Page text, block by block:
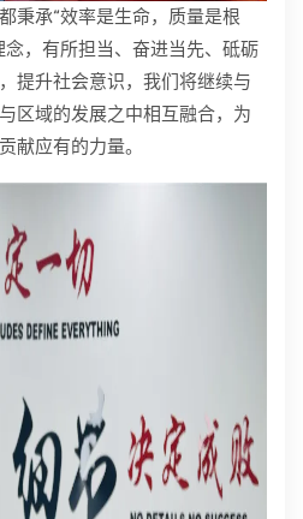
秉承“效率是生命，质量是根
，有所担当、奋进当先、砥砺
提升社会意识，我们将继续与
区域的发展之中相互融合，为
献应有的力量。